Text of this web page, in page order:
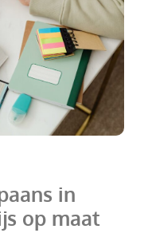
in
op maat